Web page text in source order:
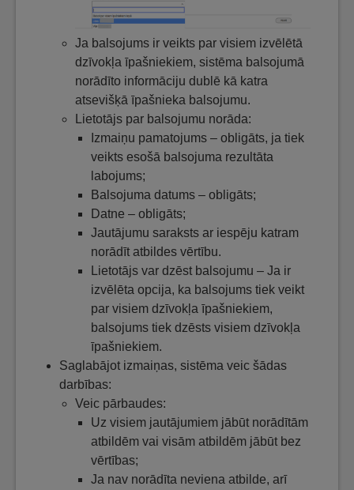
Ja balsojums ir veikts par visiem izvēlētā
dzīvokļa īpašniekiem, sistēma balsojumā
norādīto informāciju dublē kā katra
atsevišķā īpašnieka balsojumu.
Lietotājs par balsojumu norāda:
Izmaiņu pamatojums – obligāts, ja tiek
veikts esošā balsojuma rezultāta
labojums;
Balsojuma datums – obligāts;
Datne – obligāts;
Jautājumu saraksts ar iespēju katram
norādīt atbildes vērtību.
Lietotājs var dzēst balsojumu – Ja ir
izvēlēta opcija, ka balsojums tiek veikt
par visiem dzīvokļa īpašniekiem,
balsojums tiek dzēsts visiem dzīvokļa
īpašniekiem.
Saglabājot izmaiņas, sistēma veic šādas
darbības:
Veic pārbaudes:
Uz visiem jautājumiem jābūt norādītām
atbildēm vai visām atbildēm jābūt bez
vērtības;
Ja nav norādīta neviena atbilde, arī